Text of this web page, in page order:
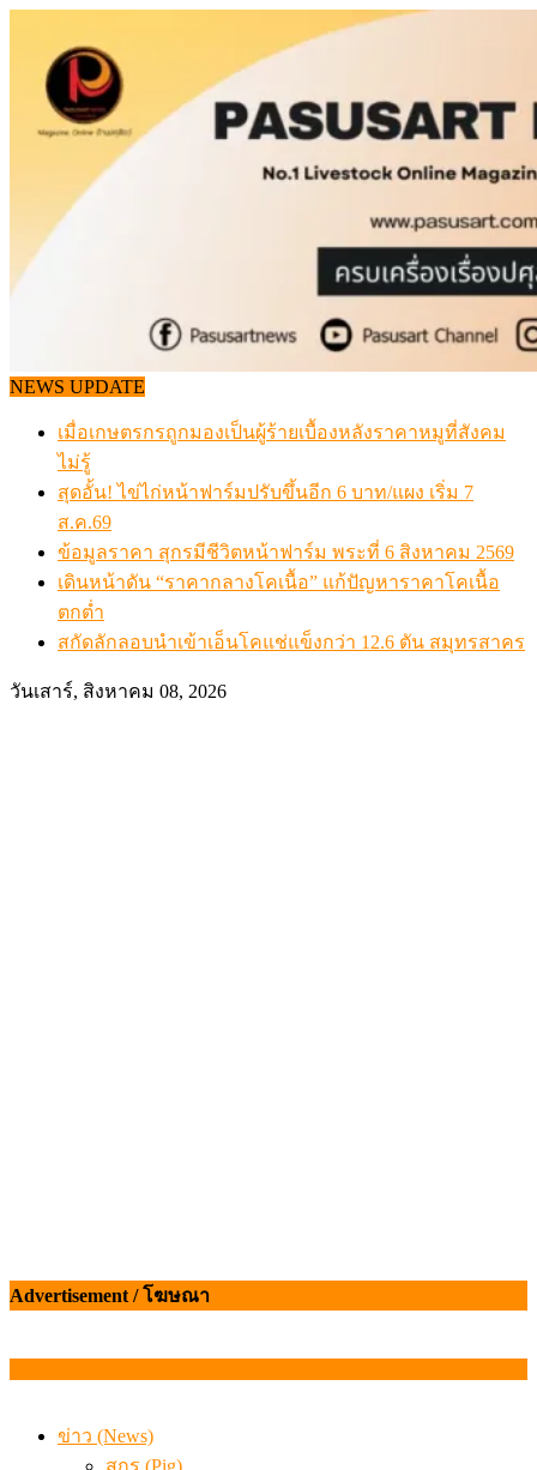
content
NEWS UPDATE
เมื่อเกษตรกรถูกมองเป็นผู้ร้ายเบื้องหลังราคาหมูที่สังคม
ไม่รู้
สุดอั้น! ไข่ไก่หน้าฟาร์มปรับขึ้นอีก 6 บาท/แผง เริ่ม 7
ส.ค.69
ข้อมูลราคา สุกรมีชีวิตหน้าฟาร์ม พระที่ 6 สิงหาคม 2569
เดินหน้าดัน “ราคากลางโคเนื้อ” แก้ปัญหาราคาโคเนื้อ
ตกต่ำ
สกัดลักลอบนำเข้าเอ็นโคแช่แข็งกว่า 12.6 ตัน สมุทรสาคร
วันเสาร์, สิงหาคม 08, 2026
Advertisement / โฆษณา
ข่าว (News)
สุกร (Pig)